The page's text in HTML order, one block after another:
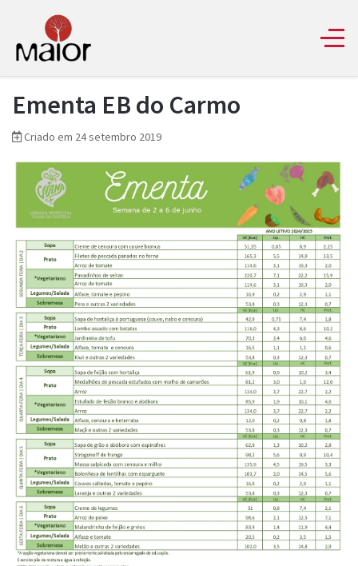
Ementa EB do Carmo
Criado em 24 setembro 2019